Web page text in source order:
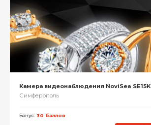
Камера видеонаблюдения NoviSea SE15K
Симферополь
Бонус: 30 баллов